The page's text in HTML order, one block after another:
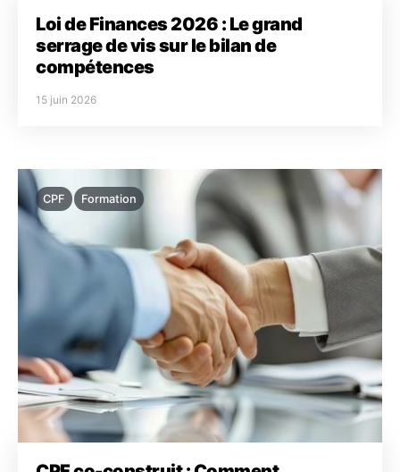
Loi de Finances 2026 : Le grand
serrage de vis sur le bilan de
compétences
15 juin 2026
CPF Formation